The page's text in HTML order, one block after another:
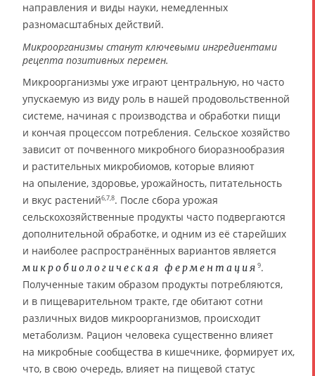
направления и виды науки, немедленных
разномасштабных действий.
Микроорганизмы станут ключевыми ингредиентами
рецепта позитивных перемен.
Микроорганизмы уже играют центральную, но часто
упускаемую из виду роль в нашей продовольственной
системе, начиная с производства и обработки пищи
и кончая процессом потребления. Сельское хозяйство
зависит от почвенного микробного биоразнообразия
и растительных микробиомов, которые влияют
на опыление, здоровье, урожайность, питательность
и вкус растений6,7,8. После сбора урожая
сельскохозяйственные продукты часто подвергаются
дополнительной обработке, и одним из её старейших
и наиболее распространённых вариантов является
микробиологическая ферментация 9.
Полученные таким образом продукты потребляются,
и в пищеварительном тракте, где обитают сотни
различных видов микроорганизмов, происходит
метаболизм. Рацион человека существенно влияет
на микробные сообщества в кишечнике, формирует их,
что, в свою очередь, влияет на пищевой статус